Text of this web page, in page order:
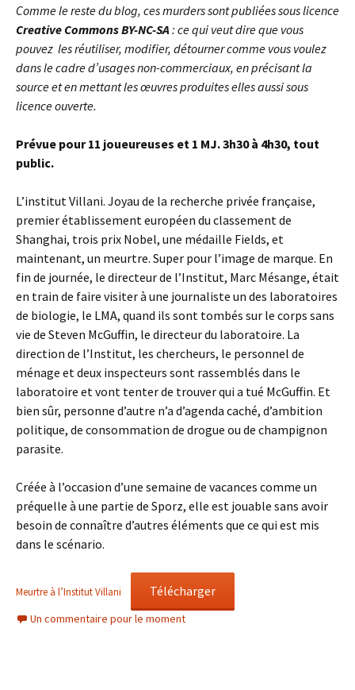
Comme le reste du blog, ces murders sont publiées sous licence
Creative Commons BY-NC-SA: ce qui veut dire que vous
pouvez les réutiliser, modifier, détourner comme vous voulez
dans le cadre d’usages non-commerciaux, en précisant la
source et en mettant les œuvres produites elles aussi sous
licence ouverte.
Prévue pour 11 joueureuses et 1 MJ. 3h30 à 4h30, tout
public.
L’institut Villani. Joyau de la recherche privée française,
premier établissement européen du classement de
Shanghai, trois prix Nobel, une médaille Fields, et
maintenant, un meurtre. Super pour l’image de marque. En
fin de journée, le directeur de l’Institut, Marc Mésange, était
en train de faire visiter à une journaliste un des laboratoires
de biologie, le LMA, quand ils sont tombés sur le corps sans
vie de Steven McGuffin, le directeur du laboratoire. La
direction de l’Institut, les chercheurs, le personnel de
ménage et deux inspecteurs sont rassemblés dans le
laboratoire et vont tenter de trouver qui a tué McGuffin. Et
bien sûr, personne d’autre n’a d’agenda caché, d’ambition
politique, de consommation de drogue ou de champignon
parasite.
Créée à l’occasion d’une semaine de vacances comme un
préquelle à une partie de Sporz, elle est jouable sans avoir
besoin de connaître d’autres éléments que ce qui est mis
dans le scénario.
Meurtre à l’Institut Villani Télécharger
Un commentaire pour le moment